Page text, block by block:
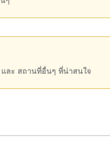
หรับสัญญาเช่า 1 ปี และต้อ
และ สถานที่อื่นๆ ที่น่าสนใจ